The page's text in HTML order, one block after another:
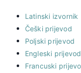
Latinski izvornik
Češki prijevod
Poljski prijevod
Engleski prijevod
Francuski